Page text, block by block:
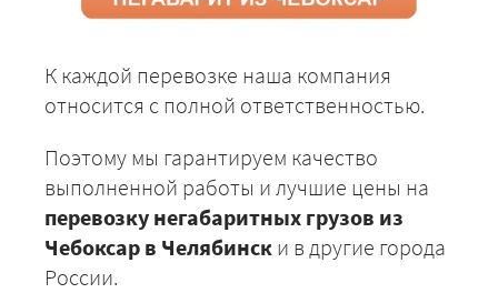
К каждой перевозке наша компания
относится с полной ответственностью.
Поэтому мы гарантируем качество
выполненной работы и лучшие цены на
перевозку негабаритных грузов из
Чебоксар в Челябинск и в другие города
России.